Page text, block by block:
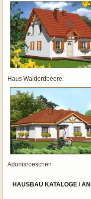
Haus Walderdbeere.
Adonisroeschen
HAUSBAU KATALOGE /